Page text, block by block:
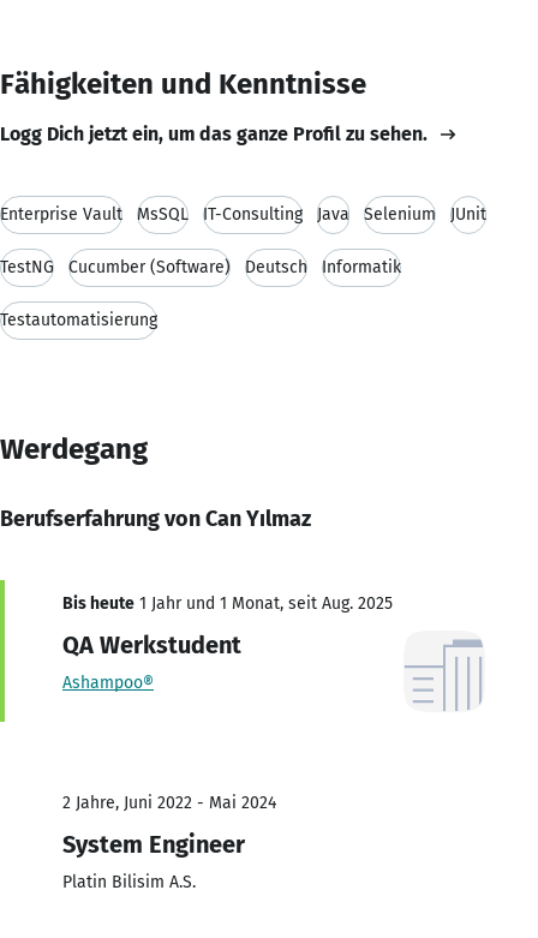
Fähigkeiten und Kenntnisse
Logg Dich jetzt ein, um das ganze Profil zu sehen.
Enterprise Vault MsSQL IT-Consulting Java Selenium JUnit
TestNG Cucumber (Software) Deutsch Informatik
Testautomatisierung
Werdegang
Berufserfahrung von Can Yılmaz
Bis heute 1 Jahr und 1 Monat, seit Aug. 2025
QA Werkstudent
Ashampoo®
2 Jahre, Juni 2022 - Mai 2024
System Engineer
Platin Bilisim A.S.